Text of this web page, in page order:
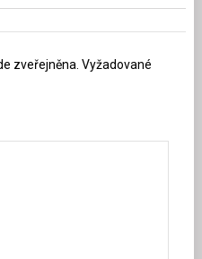
zveřejněna. Vyžadované